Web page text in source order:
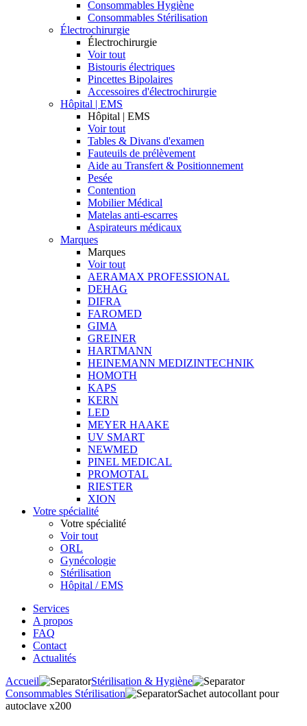
Consommables Hygiène
Consommables Stérilisation
Électrochirurgie
Électrochirurgie
Voir tout
Bistouris électriques
Pincettes Bipolaires
Accessoires d'électrochirurgie
Hôpital | EMS
Hôpital | EMS
Voir tout
Tables & Divans d'examen
Fauteuils de prélèvement
Aide au Transfert & Positionnement
Pesée
Contention
Mobilier Médical
Matelas anti-escarres
Aspirateurs médicaux
Marques
Marques
Voir tout
AERAMAX PROFESSIONAL
DEHAG
DIFRA
FAROMED
GIMA
GREINER
HARTMANN
HEINEMANN MEDIZINTECHNIK
HOMOTH
KAPS
KERN
LED
MEYER HAAKE
UV SMART
NEWMED
PINEL MEDICAL
PROMOTAL
RIESTER
XION
Votre spécialité
Votre spécialité
Voir tout
ORL
Gynécologie
Stérilisation
Hôpital / EMS
Services
A propos
FAQ
Contact
Actualités
Accueil
Stérilisation & Hygiène
Consommables Stérilisation
Sachet autocollant pour
autoclave x200